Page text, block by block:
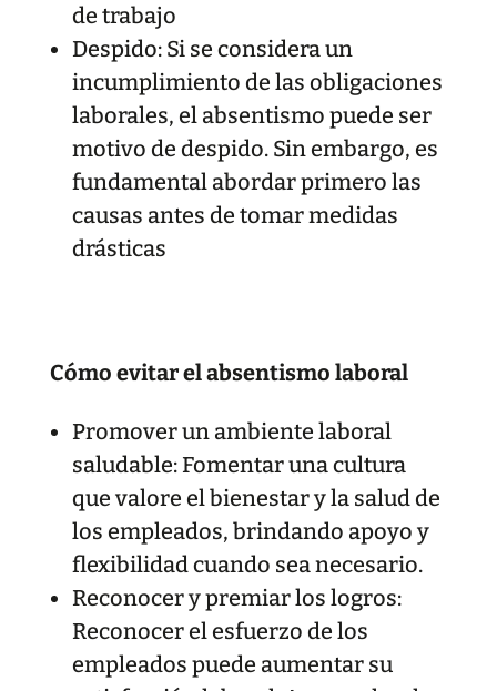
de trabajo
Despido: Si se considera un
incumplimiento de las obligaciones
laborales, el absentismo puede ser
motivo de despido. Sin embargo, es
fundamental abordar primero las
causas antes de tomar medidas
drásticas
Cómo evitar el absentismo laboral
Promover un ambiente laboral
saludable: Fomentar una cultura
que valore el bienestar y la salud de
los empleados, brindando apoyo y
flexibilidad cuando sea necesario.
Reconocer y premiar los logros:
Reconocer el esfuerzo de los
empleados puede aumentar su